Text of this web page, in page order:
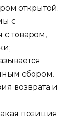
открытой.
с
товаром,
сбором,
возврата и
позиция